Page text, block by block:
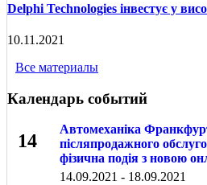
Delphi Technologies інвестує у
10.11.2021
Все материалы
Календарь событий
14
Автомеханіка
післяпродажного
фізична подія з новою
14.09.2021 - 18.09.2021